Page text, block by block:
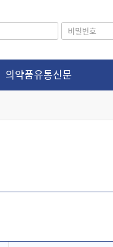
의약품유통신문